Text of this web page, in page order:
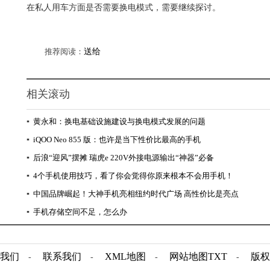
在私人用车方面是否需要换电模式，需要继续探讨。
推荐阅读： 送给
相关滚动
▪ 黄永和：换电基础设施建设与换电模式发展的问题
▪ iQOO Neo 855 版：也许是当下性价比最高的手机
▪ 后浪“迎风”摆摊 瑞虎e 220V外接电源输出“神器”必备
▪ 4个手机使用技巧，看了你会觉得你原来根本不会用手机！
▪ 中国品牌崛起！大神手机亮相纽约时代广场 高性价比是亮点
▪ 手机存储空间不足，怎么办
们 - 联系我们 - XML地图 - 网站地图TXT - 版